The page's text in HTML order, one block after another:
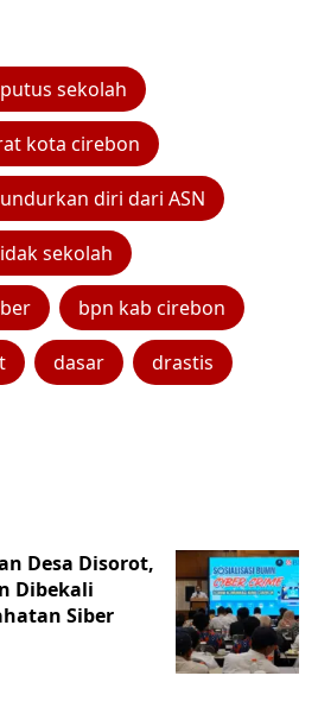
sekolah
kota cirebon
diri dari ASN
sekolah
bpn kab cirebon
dasar drastis
Desa Disorot,
Dibekali
Siber